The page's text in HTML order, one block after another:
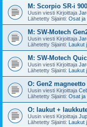
M: Scorpio SR-i
Uusin viesti Kirjoittaja
Lähetetty Sijainti: Osat ja
M: SW-Motech
Uusin viesti Kirjoittaja
Lähetetty Sijainti: Laukut
M: SW-Motech
Uusin viesti Kirjoittaja
Lähetetty Sijainti: Laukut
O: Gen2 magneetto
Uusin viesti Kirjoittaja
Lähetetty Sijainti: Osat ja
O: laukut +
Uusin viesti Kirjoittaja
Lähetetty Sijainti: Laukut